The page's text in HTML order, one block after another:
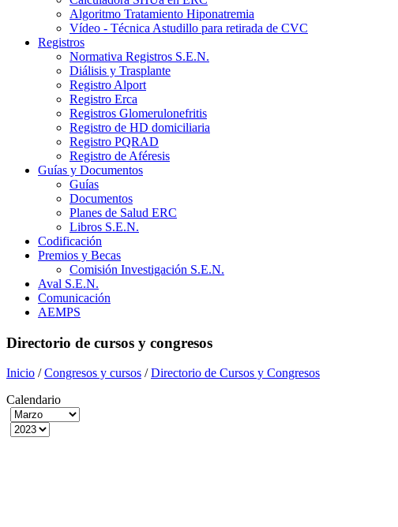
Algoritmo Tratamiento Hiponatremia
Vídeo - Técnica Astudillo para retirada de CVC
Registros
Normativa Registros S.E.N.
Diálisis y Trasplante
Registro Alport
Registro Erca
Registros Glomerulonefritis
Registro de HD domiciliaria
Registro PQRAD
Registro de Aféresis
Guías y Documentos
Guías
Documentos
Planes de Salud ERC
Libros S.E.N.
Codificación
Premios y Becas
Comisión Investigación S.E.N.
Aval S.E.N.
Comunicación
AEMPS
Directorio de cursos y congresos
Inicio /Congresos y cursos /Directorio de Cursos y Congresos
Calendario